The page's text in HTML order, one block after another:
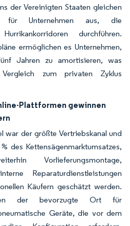
der Vereinigten Staaten gleichen
für Unternehmen aus, die
durchführen.
ermöglichen es Unternehmen,
Jahren zu amortisieren, was
zum privaten Zyklus
Plattformen gewinnen
war der größte Vertriebskanal und
des Kettensägenmarktumsatzes,
Vorlieferungsmontage,
Reparaturdienstleistungen
Käufern geschätzt werden.
der bevorzugte Ort für
Geräte, die vor dem